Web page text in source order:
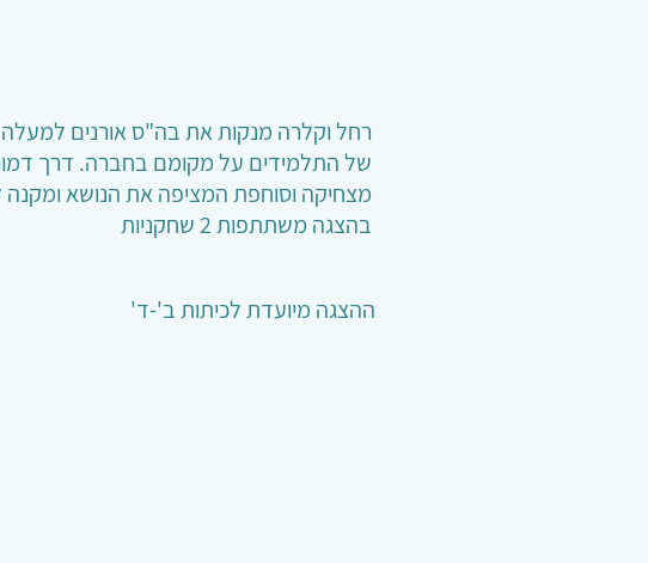
רחל וקלרה מנקות את בה"ס אורנים למעלה
של התלמידים על מקומם בחברה. דרך
מצחיקה וסוחפת המציפה את הנושא ומקנה
בהצגה משתתפות 2 שחקניות
ההצגה מיועדת לכיתות ב'-ד'